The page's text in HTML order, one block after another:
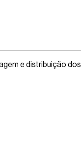
e distribuição dos